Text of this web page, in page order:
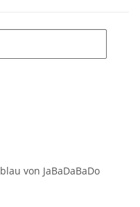
von JaBaDaBaDo